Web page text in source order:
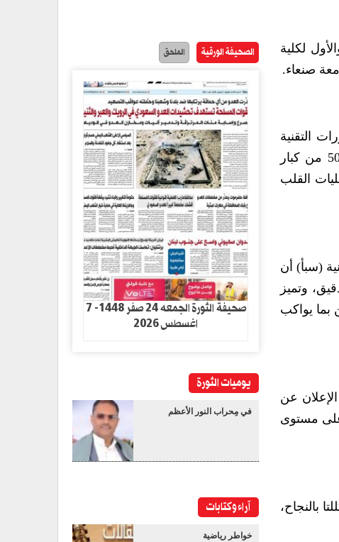
لكلية
صنعاء.
التقنية
والعلاجية، وأخر ما توصلت إليه العلوم والتكنولوجيا في جراحة الأوعية الدموية والقلب بمشاركة نحو 500 من كبار
القلب
(سبأ) أن
وتميز
بما يواكب
عن
على مستوى
بالنجاح،
الصحيفة الورقية الملحق
صحيفة الثورة الجمعه 24 صفر 1448- 7
اغسطس 2026
يوميات الثورة
في مِحراب النور الأعظم
آراء وكتابات
خواطر رياضية